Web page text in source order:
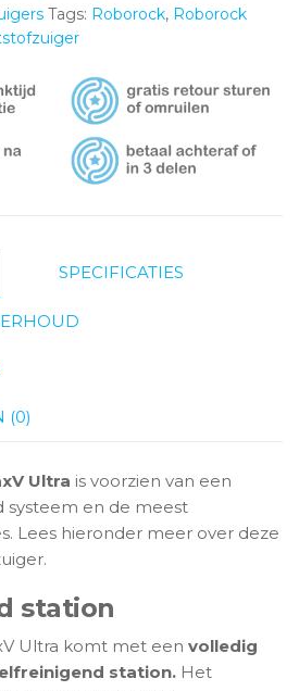
Tags: Roborock, Roborock
SPECIFICATIES
(0)
Ultra is voorzien van een
systeem en de meest
Lees hieronder meer over deze
station
Ultra komt met een volledig
station. Het